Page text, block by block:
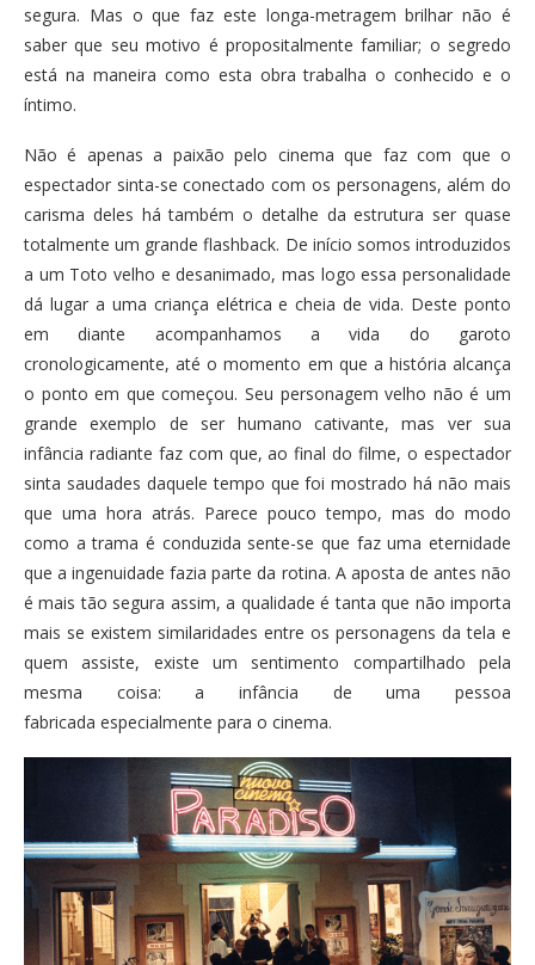
segura. Mas o que faz este longa-metragem brilhar não é
saber que seu motivo é propositalmente familiar; o segredo
está na maneira como esta obra trabalha o conhecido e o
íntimo.
Não é apenas a paixão pelo cinema que faz com que o
espectador sinta-se conectado com os personagens, além do
carisma deles há também o detalhe da estrutura ser quase
totalmente um grande flashback. De início somos introduzidos
a um Toto velho e desanimado, mas logo essa personalidade
dá lugar a uma criança elétrica e cheia de vida. Deste ponto
em diante acompanhamos a vida do garoto
cronologicamente, até o momento em que a história alcança
o ponto em que começou. Seu personagem velho não é um
grande exemplo de ser humano cativante, mas ver sua
infância radiante faz com que, ao final do filme, o espectador
sinta saudades daquele tempo que foi mostrado há não mais
que uma hora atrás. Parece pouco tempo, mas do modo
como a trama é conduzida sente-se que faz uma eternidade
que a ingenuidade fazia parte da rotina. A aposta de antes não
é mais tão segura assim, a qualidade é tanta que não importa
mais se existem similaridades entre os personagens da tela e
quem assiste, existe um sentimento compartilhado pela
mesma coisa: a infância de uma pessoa
fabricada especialmente para o cinema.